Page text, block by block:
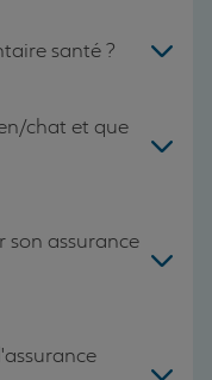
santé ?
chat et que
son assurance